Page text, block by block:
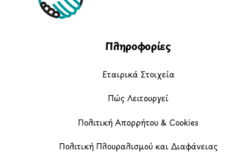
Πληροφορίες
Εταιρικά Στοιχεία
Πώς Λειτουργεί
Πολιτική Απορρήτου & Cookies
Πολιτική Πλουραλισμού και Διαφάνειας